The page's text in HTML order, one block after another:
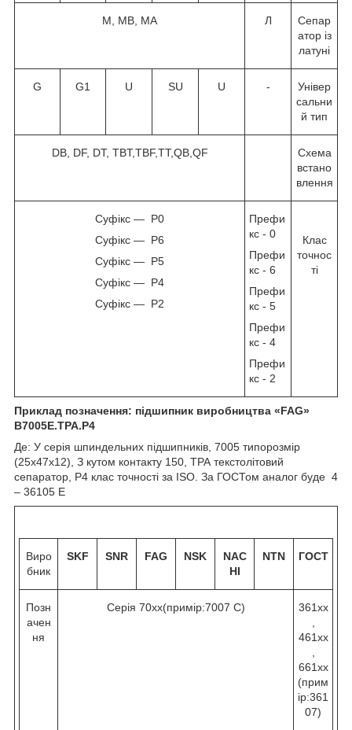
M, MB, MA Л
Сепар
атор із
латуні
G G1 U SU U -
Універ
сальни
й тип
DB, DF, DT, TBT,TBF,TT,QB,QF
Схема
встано
влення
Суфікс — P0
Суфікс — P6
Суфікс — P5
Суфікс — P4
Суфікс — P2
Префи
кс - 0
Префи
кс - 6
Префи
кс - 5
Префи
кс - 4
Префи
кс - 2
Клас
точнос
ті
Приклад позначення: підшипник виробництва «FAG»
B7005Е.TPA.P4
Де: У серія шпиндельних підшипників, 7005 типорозмір
(25х47х12), З кутом контакту 150 , ТРА текстолітовий
сепаратор, Р4 клас точності за ISO. За ГОСТом аналог буде 4
– 36105 Е
Виро
бник
SKF SNR FAG NSK
NAC
HI
NTN ГОСТ
Позн
ачен
ня
Серія 70хх(примір:7007 C)
361хх
461хх
661хх
(прим
ір:361
07)